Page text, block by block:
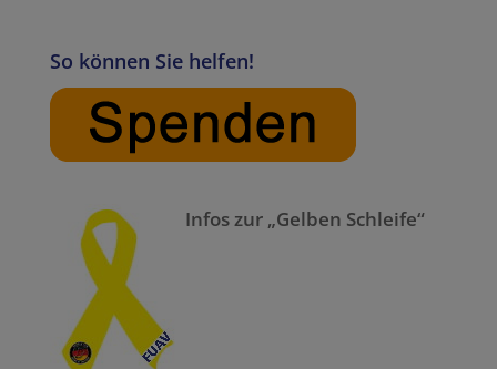
So können Sie helfen!
Infos zur „Gelben Schleife“